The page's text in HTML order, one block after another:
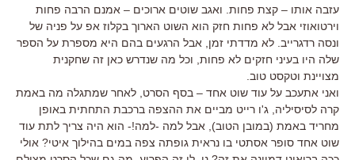
עזבה אותו – קצת פחות. ואגב שוטים ארוכים – אמנם הרבה פחות
וירטואוזי אבל לא פחות חזק הוא השוט הארוך בקלוז אפ על פניה של
ונסה רדגרייב. לא מדדתי זמן, אבל הרגעים בהם היא מספרת על הספר
שלה היו בעיני חזקים לא פחות, וכל מה שנדרש כאן זה שחקנית
מצויינת וטקסט טוב.
ואני אתעכב על עוד שוט אחד – בסף הסרט, לאחר שמתגלה מה באמת
קרה לסיסיליה, ג'ו רייט מביים את ההצפה ברכבת התחתית באופן
מחריד באמת (במובן הטוב), אבל למה -למה!- הוא היה צריך לתת עוד
שוט אחד סופר אסתטי בו נראית גופתה צפה במים בהילוך איטי? אולי